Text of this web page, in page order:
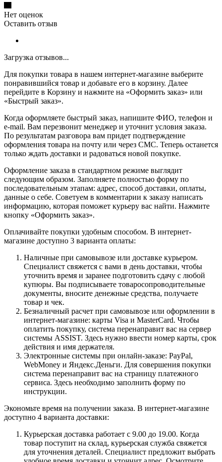
Нет оценок
Оставить отзыв
Загрузка отзывов...
Для покупки товара в нашем интернет-магазине выберите
понравившийся товар и добавьте его в корзину. Далее
перейдите в Корзину и нажмите на «Оформить заказ» или
«Быстрый заказ».
Когда оформляете быстрый заказ, напишите ФИО, телефон и
e-mail. Вам перезвонит менеджер и уточнит условия заказа.
По результатам разговора вам придет подтверждение
оформления товара на почту или через СМС. Теперь останется
только ждать доставки и радоваться новой покупке.
Оформление заказа в стандартном режиме выглядит
следующим образом. Заполняете полностью форму по
последовательным этапам: адрес, способ доставки, оплаты,
данные о себе. Советуем в комментарии к заказу написать
информацию, которая поможет курьеру вас найти. Нажмите
кнопку «Оформить заказ».
Оплачивайте покупки удобным способом. В интернет-
магазине доступно 3 варианта оплаты:
Наличные при самовывозе или доставке курьером.
Специалист свяжется с вами в день доставки, чтобы
уточнить время и заранее подготовить сдачу с любой
купюры. Вы подписываете товаросопроводительные
документы, вносите денежные средства, получаете
товар и чек.
Безналичный расчет при самовывозе или оформлении в
интернет-магазине: карты Visa и MasterCard. Чтобы
оплатить покупку, система перенаправит вас на сервер
системы ASSIST. Здесь нужно ввести номер карты, срок
действия и имя держателя.
Электронные системы при онлайн-заказе: PayPal,
WebMoney и Яндекс.Деньги. Для совершения покупки
система перенаправит вас на страницу платежного
сервиса. Здесь необходимо заполнить форму по
инструкции.
Экономьте время на получении заказа. В интернет-магазине
доступно 4 варианта доставки:
Курьерская доставка работает с 9.00 до 19.00. Когда
товар поступит на склад, курьерская служба свяжется
для уточнения деталей. Специалист предложит выбрать